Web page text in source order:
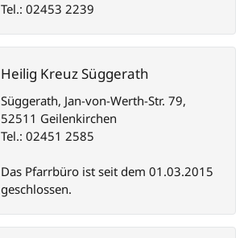
Tel.: 02453 2239
Heilig Kreuz Süggerath
Süggerath, Jan-von-Werth-Str. 79,
52511 Geilenkirchen
Tel.: 02451 2585
Das Pfarrbüro ist seit dem 01.03.2015
geschlossen.